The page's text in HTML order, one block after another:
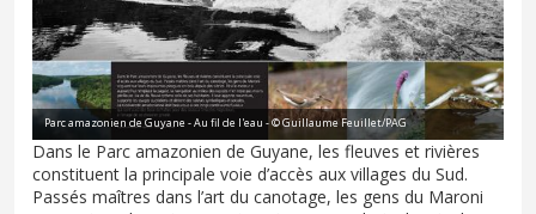
Parc amazonien de Guyane - Au fil de l'eau - © Guillaume Feuillet/PAG
Dans le Parc amazonien de Guyane, les fleuves et rivières
constituent la principale voie d’accès aux villages du Sud.
Passés maîtres dans l’art du canotage, les gens du Maroni